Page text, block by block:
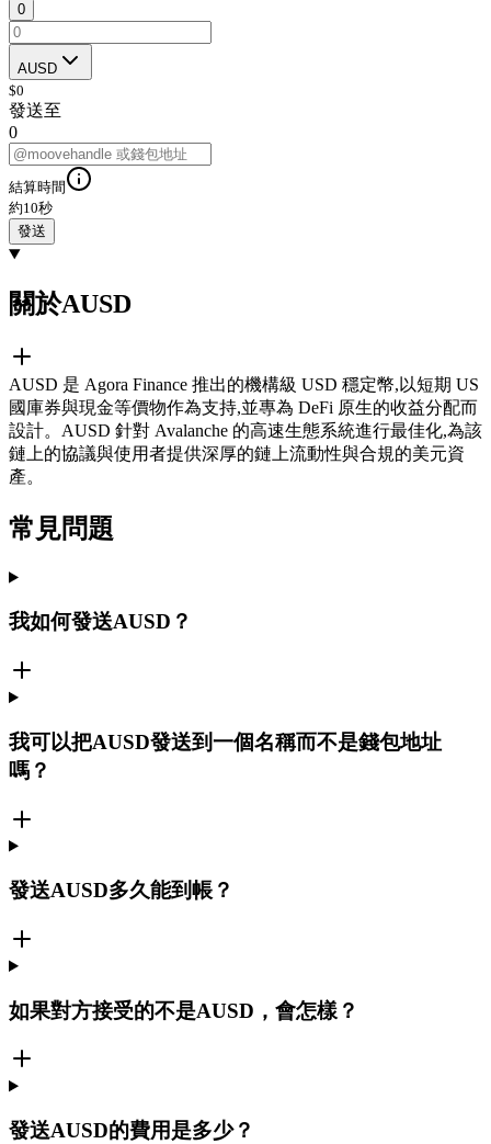
0
AUSD
$0
發送至
0
結算時間
約10秒
發送
關於AUSD
AUSD 是 Agora Finance 推出的機構級 USD 穩定幣,以短期 US
國庫券與現金等價物作為支持,並專為 DeFi 原生的收益分配而
設計。AUSD 針對 Avalanche 的高速生態系統進行最佳化,為該
鏈上的協議與使用者提供深厚的鏈上流動性與合規的美元資
產。
常見問題
我如何發送AUSD？
我可以把AUSD發送到一個名稱而不是錢包地址
嗎？
發送AUSD多久能到帳？
如果對方接受的不是AUSD，會怎樣？
發送AUSD的費用是多少？